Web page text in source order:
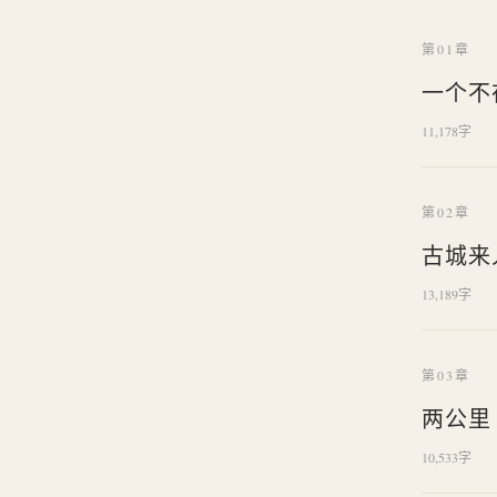
第01章
一个
11,178字
第02章
古城来
13,189字
第03章
两公里
10,533字